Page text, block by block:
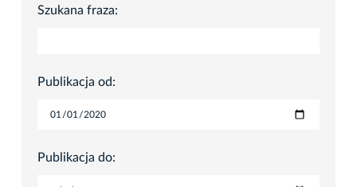
Szukana fraza:
Publikacja od:
Publikacja do: